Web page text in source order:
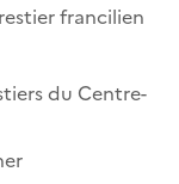
francilien
du Centre-